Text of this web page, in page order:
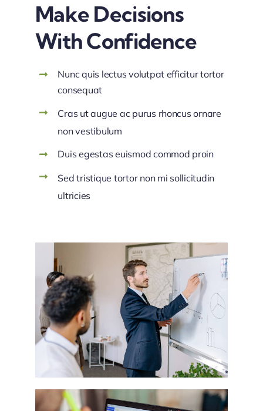
Make Decisions
With Confidence
Nunc quis lectus volutpat efficitur tortor
consequat
Cras ut augue ac purus rhoncus ornare
non vestibulum
Duis egestas euismod commod proin
Sed tristique tortor non mi sollicitudin
ultricies